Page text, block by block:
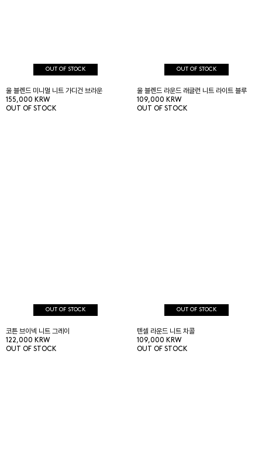
OUT OF STOCK
울 블렌드 미니멀 니트 가디건 브라운
155,000 KRW
OUT OF STOCK
OUT OF STOCK
울 블렌드 라운드 래글런 니트 라이트 블루
109,000 KRW
OUT OF STOCK
OUT OF STOCK
코튼 브이넥 니트 그레이
122,000 KRW
OUT OF STOCK
OUT OF STOCK
텐셀 라운드 니트 차콜
109,000 KRW
OUT OF STOCK